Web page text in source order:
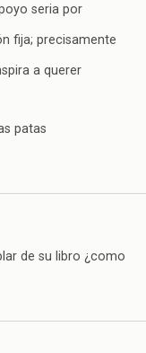
seria por
fija; precisamente
a querer
patas
de su libro ¿como